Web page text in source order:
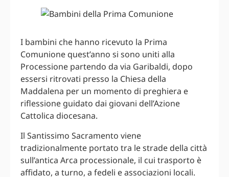
I bambini che hanno ricevuto la Prima
Comunione quest’anno si sono uniti alla
Processione partendo da via Garibaldi, dopo
essersi ritrovati presso la Chiesa della
Maddalena per un momento di preghiera e
riflessione guidato dai giovani dell’Azione
Cattolica diocesana.
Il Santissimo Sacramento viene
tradizionalmente portato tra le strade della città
sull’antica Arca processionale, il cui trasporto è
affidato, a turno, a fedeli e associazioni locali.